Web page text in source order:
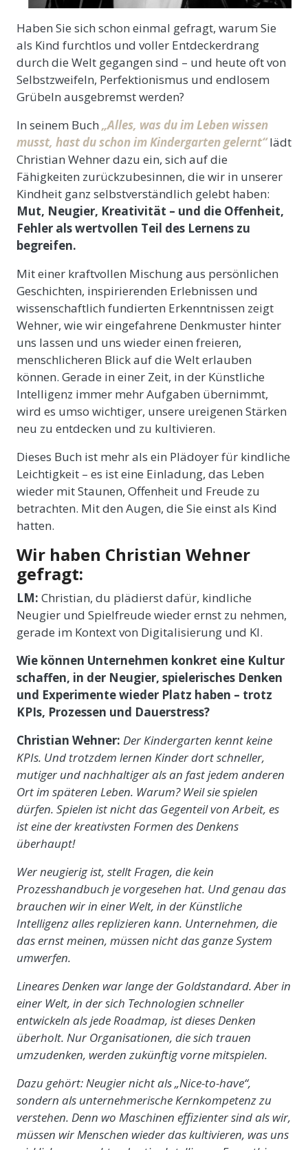
Haben Sie sich schon einmal gefragt, warum Sie
als Kind furchtlos und voller Entdeckerdrang
durch die Welt gegangen sind – und heute oft von
Selbstzweifeln, Perfektionismus und endlosem
Grübeln ausgebremst werden?
In seinem Buch „Alles, was du im Leben wissen
musst, hast du schon im Kindergarten gelernt“ lädt
Christian Wehner dazu ein, sich auf die
Fähigkeiten zurückzubesinnen, die wir in unserer
Kindheit ganz selbstverständlich gelebt haben:
Mut, Neugier, Kreativität – und die Offenheit,
Fehler als wertvollen Teil des Lernens zu
begreifen.
Mit einer kraftvollen Mischung aus persönlichen
Geschichten, inspirierenden Erlebnissen und
wissenschaftlich fundierten Erkenntnissen zeigt
Wehner, wie wir eingefahrene Denkmuster hinter
uns lassen und uns wieder einen freieren,
menschlicheren Blick auf die Welt erlauben
können. Gerade in einer Zeit, in der Künstliche
Intelligenz immer mehr Aufgaben übernimmt,
wird es umso wichtiger, unsere ureigenen Stärken
neu zu entdecken und zu kultivieren.
Dieses Buch ist mehr als ein Plädoyer für kindliche
Leichtigkeit – es ist eine Einladung, das Leben
wieder mit Staunen, Offenheit und Freude zu
betrachten. Mit den Augen, die Sie einst als Kind
hatten.
Wir haben Christian Wehner
gefragt:
LM: Christian, du plädierst dafür, kindliche
Neugier und Spielfreude wieder ernst zu nehmen,
gerade im Kontext von Digitalisierung und KI.
Wie können Unternehmen konkret eine Kultur
schaffen, in der Neugier, spielerisches Denken
und Experimente wieder Platz haben – trotz
KPIs, Prozessen und Dauerstress?
Christian Wehner: Der Kindergarten kennt keine
KPIs. Und trotzdem lernen Kinder dort schneller,
mutiger und nachhaltiger als an fast jedem anderen
Ort im späteren Leben. Warum? Weil sie spielen
dürfen. Spielen ist nicht das Gegenteil von Arbeit, es
ist eine der kreativsten Formen des Denkens
überhaupt!
Wer neugierig ist, stellt Fragen, die kein
Prozesshandbuch je vorgesehen hat. Und genau das
brauchen wir in einer Welt, in der Künstliche
Intelligenz alles replizieren kann. Unternehmen, die
das ernst meinen, müssen nicht das ganze System
umwerfen.
Lineares Denken war lange der Goldstandard. Aber in
einer Welt, in der sich Technologien schneller
entwickeln als jede Roadmap, ist dieses Denken
überholt. Nur Organisationen, die sich trauen
umzudenken, werden zukünftig vorne mitspielen.
Dazu gehört: Neugier nicht als „Nice-to-have“,
sondern als unternehmerische Kernkompetenz zu
verstehen. Denn wo Maschinen effizienter sind als wir,
müssen wir Menschen wieder das kultivieren, was uns